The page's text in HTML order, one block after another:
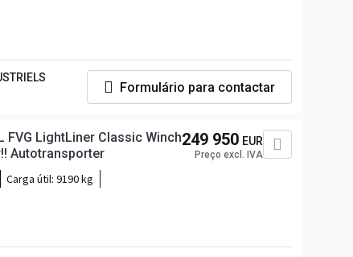
Formulário para contactar
LightLiner Classic Winch
Autotransporter
Carga útil: 9190 kg
249 950 EUR
Preço excl. IVA